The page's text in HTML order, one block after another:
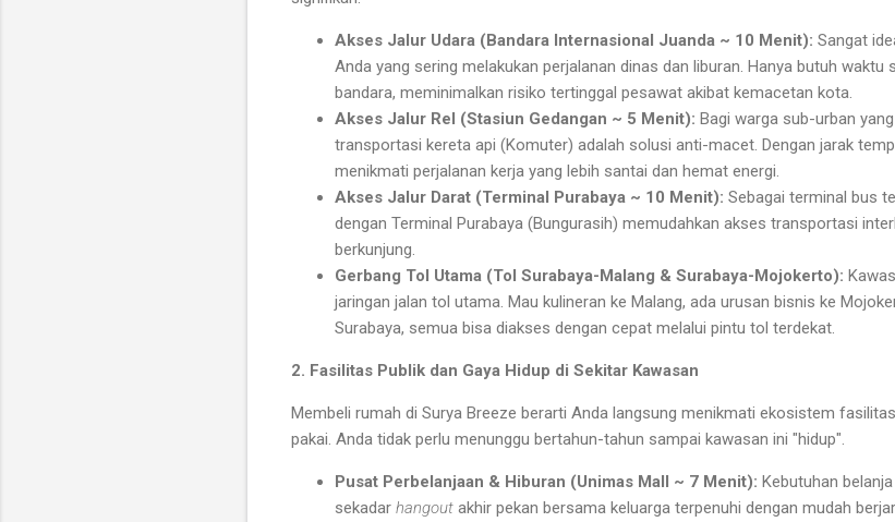
Akses Jalur Udara (Bandara Internasional Juanda ~ 10 Menit): Sangat
Anda yang sering melakukan perjalanan dinas dan liburan. Hanya butuh
bandara, meminimalkan risiko tertinggal pesawat akibat kemacetan kota.
Akses Jalur Rel (Stasiun Gedangan ~ 5 Menit): Bagi warga sub-urban
transportasi kereta api (Komuter) adalah solusi anti-macet. Dengan jarak
menikmati perjalanan kerja yang lebih santai dan hemat energi.
Akses Jalur Darat (Terminal Purabaya ~ 10 Menit): Sebagai terminal bus
dengan Terminal Purabaya (Bungurasih) memudahkan akses transportasi
berkunjung.
Gerbang Tol Utama (Tol Surabaya-Malang & Surabaya-Mojokerto):
jaringan jalan tol utama. Mau kulineran ke Malang, ada urusan bisnis ke
Surabaya, semua bisa diakses dengan cepat melalui pintu tol terdekat.
2. Fasilitas Publik dan Gaya Hidup di Sekitar Kawasan
Membeli rumah di Surya Breeze berarti Anda langsung menikmati ekosistem
pakai. Anda tidak perlu menunggu bertahun-tahun sampai kawasan ini "hidup".
Pusat Perbelanjaan & Hiburan (Unimas Mall ~ 7 Menit): Kebutuhan
sekadar hangout akhir pekan bersama keluarga terpenuhi dengan mudah